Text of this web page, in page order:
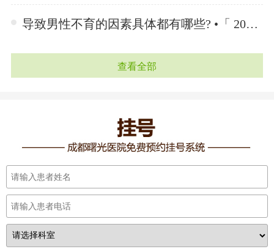
导致男性不育的因素具体都有哪些? •「 2023-10-23 」
查看全部